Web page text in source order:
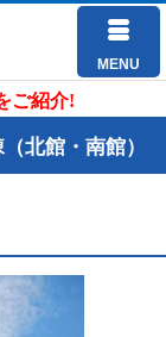
MENU
ご紹介!
北館・南館）